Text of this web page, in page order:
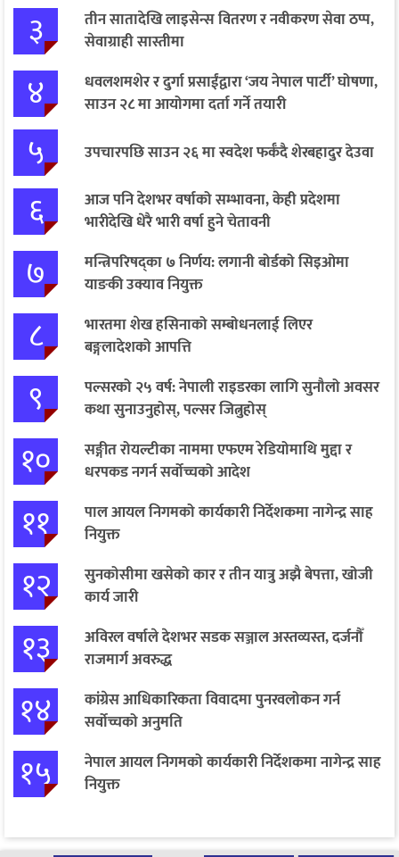
३
तीन सातादेखि लाइसेन्स वितरण र नवीकरण सेवा ठप्प,
सेवाग्राही सास्तीमा
४
धवलशमशेर र दुर्गा प्रसाईंद्वारा ‘जय नेपाल पार्टी’ घोषणा,
साउन २८ मा आयोगमा दर्ता गर्ने तयारी
५ उपचारपछि साउन २६ मा स्वदेश फर्कँदै शेरबहादुर देउवा
६
आज पनि देशभर वर्षाको सम्भावना, केही प्रदेशमा
भारीदेखि धेरै भारी वर्षा हुने चेतावनी
७
मन्त्रिपरिषद्का ७ निर्णय: लगानी बोर्डको सिइओमा
याङकी उक्याव नियुक्त
८
भारतमा शेख हसिनाको सम्बोधनलाई लिएर
बङ्गलादेशको आपत्ति
९
पल्सरको २५ वर्ष: नेपाली राइडरका लागि सुनौलो अवसर
कथा सुनाउनुहोस्, पल्सर जित्नुहोस्
१०
सङ्गीत रोयल्टीका नाममा एफएम रेडियोमाथि मुद्दा र
धरपकड नगर्न सर्वोच्चको आदेश
११
पाल आयल निगमको कार्यकारी निर्देशकमा नागेन्द्र साह
नियुक्त
१२
सुनकोसीमा खसेको कार र तीन यात्रु अझै बेपत्ता, खोजी
कार्य जारी
१३
अविरल वर्षाले देशभर सडक सञ्जाल अस्तव्यस्त, दर्जनौँ
राजमार्ग अवरुद्ध
१४
कांग्रेस आधिकारिकता विवादमा पुनरवलोकन गर्न
सर्वोच्चको अनुमति
१५
नेपाल आयल निगमको कार्यकारी निर्देशकमा नागेन्द्र साह
नियुक्त